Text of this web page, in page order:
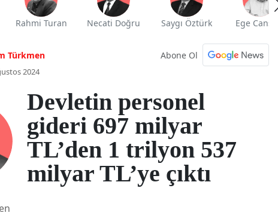
Rahmi Turan Necati Doğru Saygı Öztürk Ege Cansen
Türkmen Abone Ol
2024
Devletin personel
gideri 697 milyar
TL’den 1 trilyon 537
milyar TL’ye çıktı